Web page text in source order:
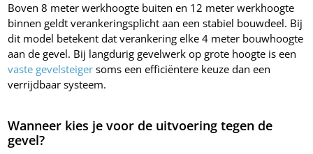
Boven 8 meter werkhoogte buiten en 12 meter werkhoogte
binnen geldt verankeringsplicht aan een stabiel bouwdeel. Bij
dit model betekent dat verankering elke 4 meter bouwhoogte
aan de gevel. Bij langdurig gevelwerk op grote hoogte is een
vaste gevelsteiger soms een efficiëntere keuze dan een
verrijdbaar systeem.
Wanneer kies je voor de uitvoering tegen de
gevel?